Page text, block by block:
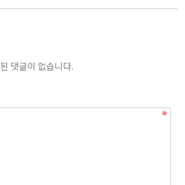
댓글이 없습니다.